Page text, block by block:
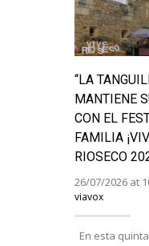
“LA
MANTIENE
CON EL
FAMILIA
RIOSECO
26/07/2026 at
viavox
En esta